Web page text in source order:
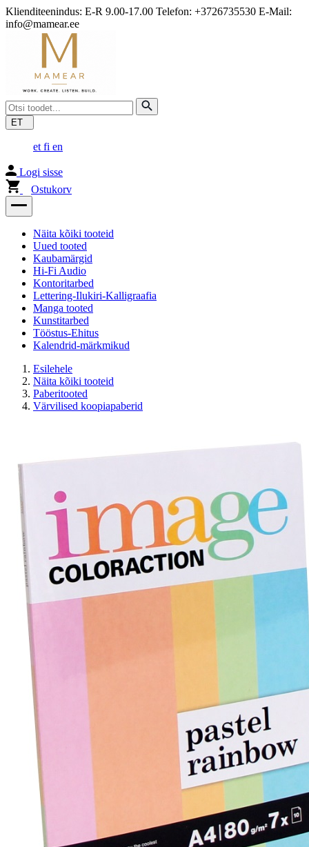
Klienditeenindus: E-R 9.00-17.00 Telefon: +3726735530 E-Mail:
info@mamear.ee
ET
et fi en
Logi sisse
Ostukorv
Näita kõiki tooteid
Uued tooted
Kaubamärgid
Hi-Fi Audio
Kontoritarbed
Lettering-Ilukiri-Kalligraafia
Manga tooted
Kunstitarbed
Tööstus-Ehitus
Kalendrid-märkmikud
Esilehele
Näita kõiki tooteid
Paberitooted
Värvilised koopiapaberid